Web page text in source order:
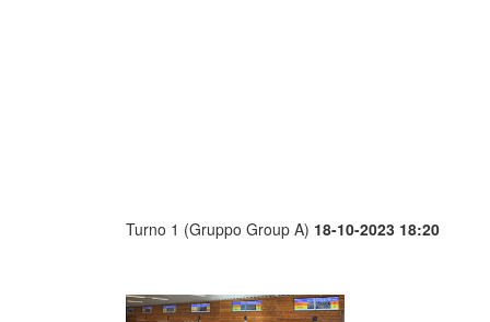
Turno 1 (Gruppo Group A) 18-10-2023 18:20